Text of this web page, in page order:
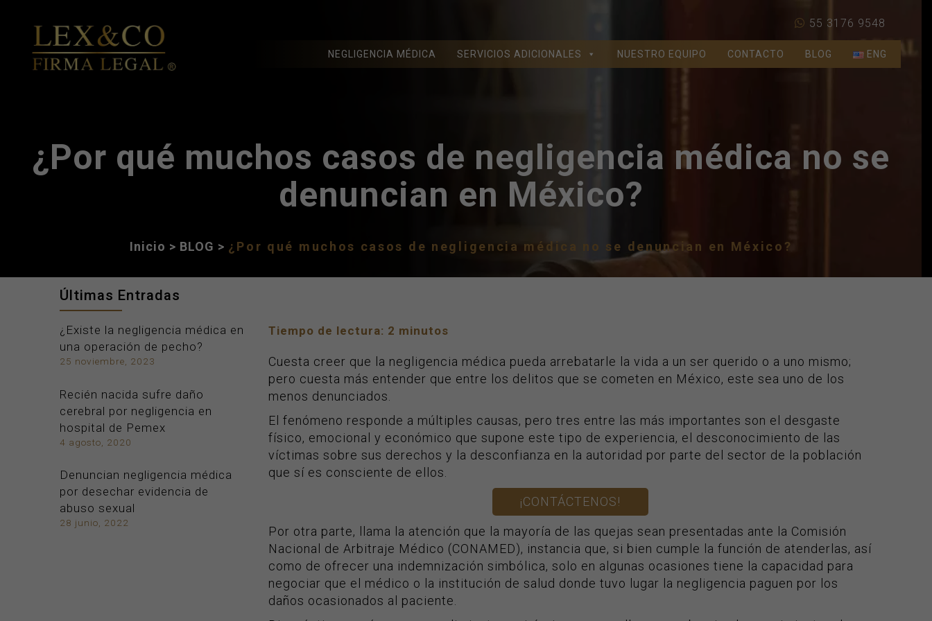
55 3176 9548
NEGLIGENCIA MÉDICA SERVICIOS ADICIONALES NUESTRO EQUIPO CONTACTO BLOG ENG
¿Por qué muchos casos de negligencia médica no se
denuncian en México?
Inicio > BLOG > ¿Por qué muchos casos de negligencia médica no se denuncian en México?
Tiempo de lectura: 2 minutos
Cuesta creer que la negligencia médica pueda arrebatarle la vida a un ser querido o a uno mismo;
pero cuesta más entender que entre los delitos que se cometen en México, este sea uno de los
menos denunciados.
El fenómeno responde a múltiples causas, pero tres entre las más importantes son el desgaste
físico, emocional y económico que supone este tipo de experiencia, el desconocimiento de las
víctimas sobre sus derechos y la desconfianza en la autoridad por parte del sector de la población
que sí es consciente de ellos.
¡CONTÁCTENOS!
Por otra parte, llama la atención que la mayoría de las quejas sean presentadas ante la Comisión
Nacional de Arbitraje Médico (CONAMED), instancia que, si bien cumple la función de atenderlas, así
como de ofrecer una indemnización simbólica, solo en algunas ocasiones tiene la capacidad para
negociar que el médico o la institución de salud donde tuvo lugar la negligencia paguen por los
daños ocasionados al paciente.
Últimas Entradas
¿Existe la negligencia médica en
una operación de pecho?
25 noviembre, 2023
Recién nacida sufre daño
cerebral por negligencia en
hospital de Pemex
4 agosto, 2020
Denuncian negligencia médica
por desechar evidencia de
abuso sexual
28 junio, 2022